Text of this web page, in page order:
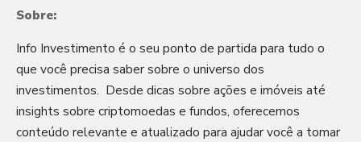
Sobre:
Info Investimento é o seu ponto de partida para tudo o
que você precisa saber sobre o universo dos
investimentos. Desde dicas sobre ações e imóveis até
insights sobre criptomoedas e fundos, oferecemos
conteúdo relevante e atualizado para ajudar você a tomar